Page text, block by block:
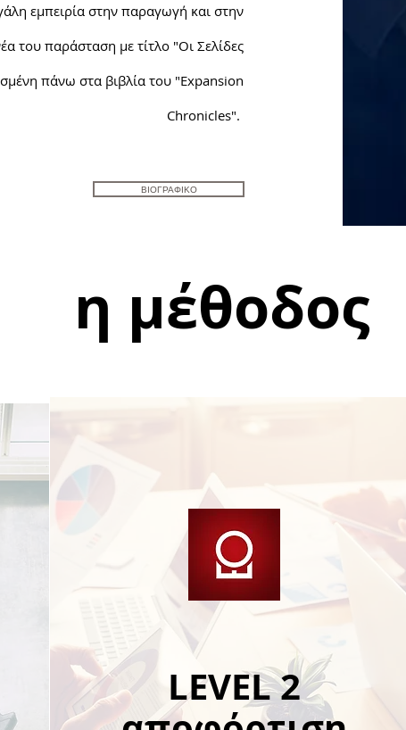
εμπειρία στην παραγωγή και στην
τουπαράσταση με τίτλο "Οι Σελίδες
πάνω στα βιβλία του "Expansion
Chronicles".
ΒΙΟΓΡΑΦΙΚΟ
LEVEL 2
η μέθοδος